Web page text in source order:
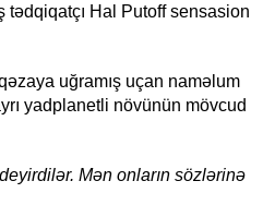
Hal Putoff sensasion
uğramış uçan naməlum
yadplanetli növünün mövcud
Mən onların sözlərinə